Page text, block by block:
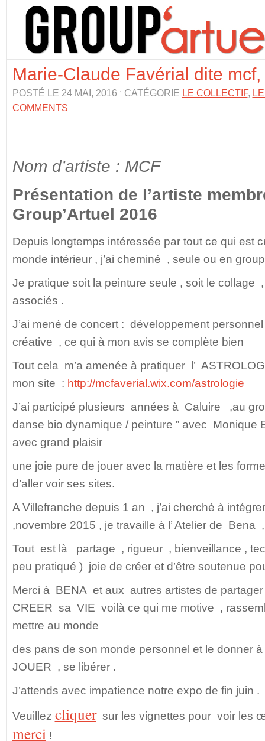
Marie-Claude Favérial dite
POSTÉ LE 24 MAI, 2016 ˑ CATÉGORIE LE COLLECTIF,
COMMENTS
Nom d’artiste : MCF
Présentation de l’artiste
Group’Artuel 2016
Depuis longtemps intéressée par tout ce qui est
monde intérieur , j’ai cheminé , seule ou en
Je pratique soit la peinture seule , soit le collage
associés .
J’ai mené de concert : développement
créative , ce qui à mon avis se complète bien
Tout cela m’a amenée à pratiquer l’
mon site : http://mcfaverial.wix.com/astrologie
J’ai participé plusieurs années à Caluire ,au
danse bio dynamique / peinture ” avec
avec grand plaisir
une joie pure de jouer avec la matière et les
d’aller voir ses sites.
A Villefranche depuis 1 an , j’ai cherché à
,novembre 2015 , je travaille à l’ Atelier de Bena
Tout est là partage , rigueur , bienveillance ,
peu pratiqué ) joie de créer et d’être soutenue
Merci à BENA et aux autres artistes de
CREER sa VIE voilà ce qui me motive ,
mettre au monde
des pans de son monde personnel et le donner
JOUER , se libérer .
J’attends avec impatience notre expo de fin juin .
Veuillez cliquersur les vignettes pour voir les
merci !